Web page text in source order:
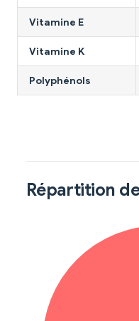
Vitamine E
Vitamine K
Polyphénols
Répartition